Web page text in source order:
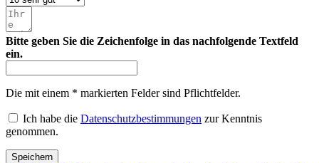
Bitte geben Sie die Zeichenfolge in das nachfolgende Textfeld
ein.
Die mit einem * markierten Felder sind Pflichtfelder.
Ich habe die Datenschutzbestimmungen zur Kenntnis
genommen.
Speichern